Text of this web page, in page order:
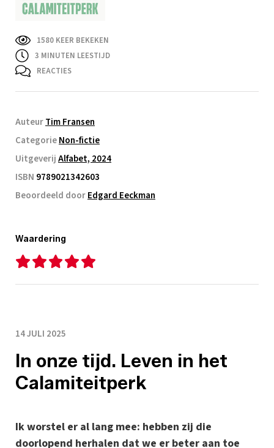
1580 KEER BEKEKEN
3 MINUTEN LEESTIJD
REACTIES
AuteurTim Fransen
CategorieNon-fictie
UitgeverijAlfabet, 2024
ISBN 9789021342603
Beoordeeld doorEdgard Eeckman
Waardering
14 JULI 2025
In onze tijd. Leven in het
Calamiteitperk
Ik worstel er al lang mee: hebben zij die
doorlopend herhalen dat we er beter aan toe